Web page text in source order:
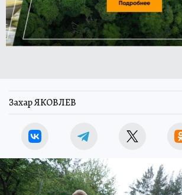
Захар ЯКОВЛЕВ